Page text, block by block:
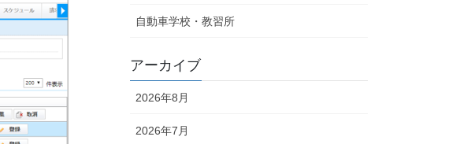
自動車学校・教習所
アーカイブ
2026年8月
2026年7月